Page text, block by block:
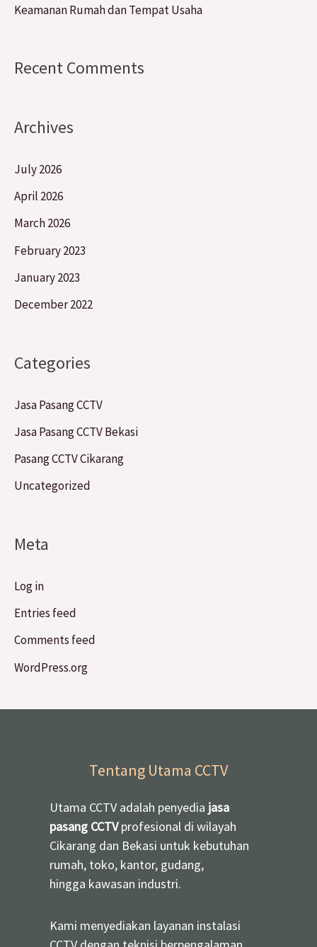
Keamanan Rumah dan Tempat Usaha
Recent Comments
Archives
July 2026
April 2026
March 2026
February 2023
January 2023
December 2022
Categories
Jasa Pasang CCTV
Jasa Pasang CCTV Bekasi
Pasang CCTV Cikarang
Uncategorized
Meta
Log in
Entries feed
Comments feed
WordPress.org
Tentang Utama CCTV
Utama CCTV adalah penyedia jasa
pasang CCTVprofesional di wilayah
Cikarang dan Bekasi untuk kebutuhan
rumah, toko, kantor, gudang,
hingga kawasan industri.
Kami menyediakan layanan instalasi